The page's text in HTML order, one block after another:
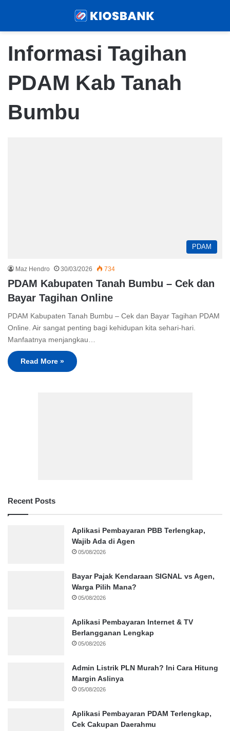
Informasi Tagihan
PDAM Kab Tanah
Bumbu
PDAM
Maz Hendro 30/03/2026 734
PDAM Kabupaten Tanah Bumbu – Cek dan
Bayar Tagihan Online
PDAM Kabupaten Tanah Bumbu – Cek dan Bayar Tagihan PDAM
Online. Air sangat penting bagi kehidupan kita sehari-hari.
Manfaatnya menjangkau…
Read More »
Recent Posts
Aplikasi Pembayaran PBB Terlengkap,
Wajib Ada di Agen
05/08/2026
Bayar Pajak Kendaraan SIGNAL vs Agen,
Warga Pilih Mana?
05/08/2026
Aplikasi Pembayaran Internet & TV
Berlangganan Lengkap
05/08/2026
Admin Listrik PLN Murah? Ini Cara Hitung
Margin Aslinya
05/08/2026
Aplikasi Pembayaran PDAM Terlengkap,
Cek Cakupan Daerahmu